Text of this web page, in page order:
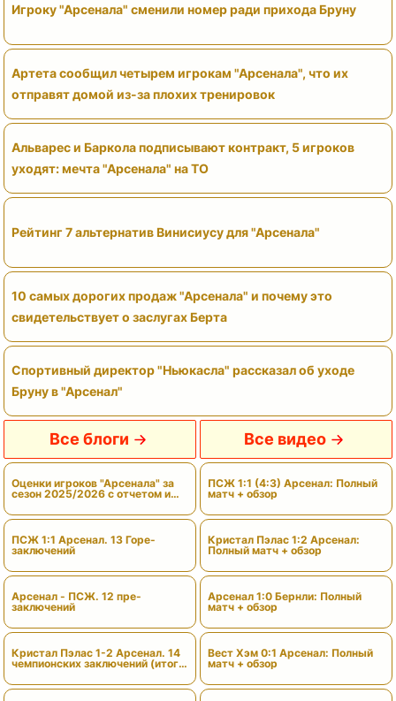
Игроку "Арсенала" сменили номер ради прихода Бруну
Артета сообщил четырем игрокам "Арсенала", что их
отправят домой из-за плохих тренировок
Альварес и Баркола подписывают контракт, 5 игроков
уходят: мечта "Арсенала" на ТО
Рейтинг 7 альтернатив Винисиусу для "Арсенала"
10 самых дорогих продаж "Арсенала" и почему это
свидетельствует о заслугах Берта
Спортивный директор "Ньюкасла" рассказал об уходе
Бруну в "Арсенал"
Все блоги
Оценки игроков "Арсенала" за
сезон 2025/2026 с отчетом и
ПСЖ 1:1 Арсенал. 13 Горе-
заключений
Арсенал - ПСЖ. 12 пре-
заключений
Кристал Пэлас 1-2 Арсенал. 14
чемпионских заключений (итоги
Все видео
ПСЖ 1:1 (4:3) Арсенал: Полный
матч + обзор
Кристал Пэлас 1:2 Арсенал:
Полный матч + обзор
Арсенал 1:0 Бернли: Полный
матч + обзор
Вест Хэм 0:1 Арсенал: Полный
матч + обзор